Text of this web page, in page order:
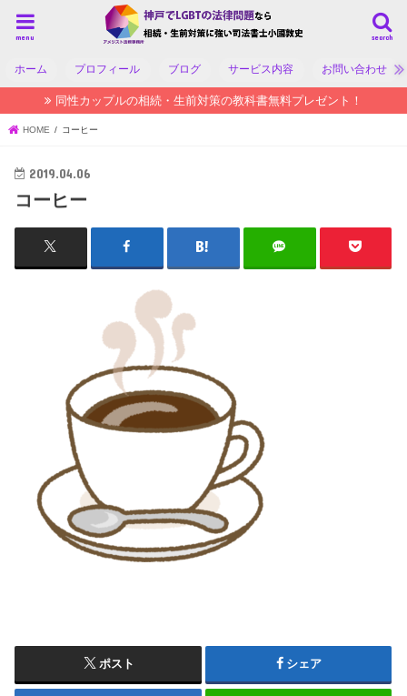
search
menu
ホーム プロフィール ブログ サービス内容 お問い合わせ
同性カップルの相続・生前対策の教科書無料プレゼント！
HOME コーヒー
2019.04.06
コーヒー
ポスト シェア